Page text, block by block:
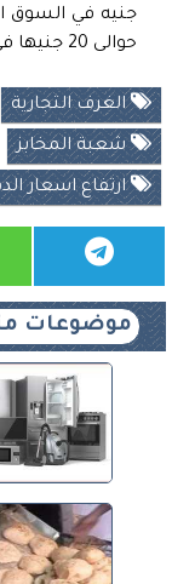
جنيه في السوق
حوالى 20 جنيها في السوق التجاري الحر.
الغرف التجارية
شعبة المخابز
ارتفاع اسعار
موضوعات